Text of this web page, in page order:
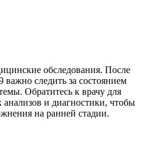
обследования. После
следить за состоянием
Обратитесь к врачу для
и диагностики, чтобы
на ранней стадии.